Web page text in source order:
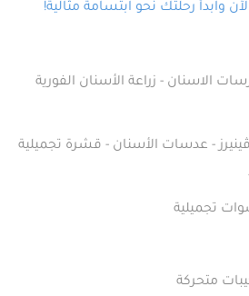
وابدأ رحلتك نحو ابتسامة مثالية!
الاسنان - زراعة الأسنان الفورية
- عدسات الأسنان - قشرة تجميلية
تجميلية
متحركة